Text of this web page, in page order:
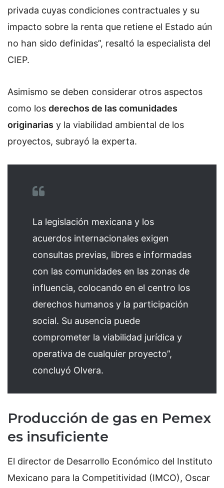
privada cuyas condiciones contractuales y su
impacto sobre la renta que retiene el Estado aún
no han sido definidas”, resaltó la especialista del
CIEP.
Asimismo se deben considerar otros aspectos
como los derechos de las comunidades
originarias y la viabilidad ambiental de los
proyectos, subrayó la experta.
La legislación mexicana y los
acuerdos internacionales exigen
consultas previas, libres e informadas
con las comunidades en las zonas de
influencia, colocando en el centro los
derechos humanos y la participación
social. Su ausencia puede
comprometer la viabilidad jurídica y
operativa de cualquier proyecto”,
concluyó Olvera.
Producción de gas en Pemex
es insuficiente
El director de Desarrollo Económico del Instituto
Mexicano para la Competitividad (IMCO), Oscar